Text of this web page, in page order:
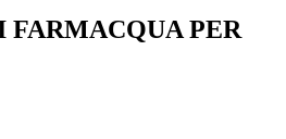
PER